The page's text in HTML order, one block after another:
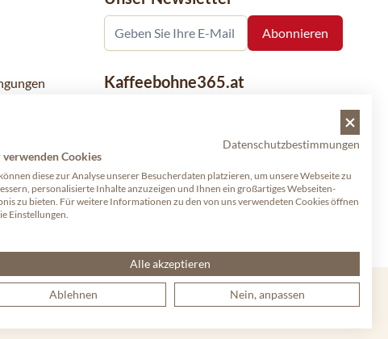
Kaffeebohne365.at
wurde. Der Verkauf von Kaffeebohnen
Marken ist eine unserer Spezialitäten.
Qualität und Kundenservice stehen dabei
Datenschutzbestimmungen
Cookies
diese zur Analyse unserer Besucherdaten platzieren, um unsere Webseite zu
personalisierte Inhalte anzuzeigen und Ihnen ein großartiges Webseiten-
zu bieten. Für weitere Informationen zu den von uns verwendeten Cookies öffnen
Einstellungen.
Alle akzeptieren
Ablehnen Nein, anpassen